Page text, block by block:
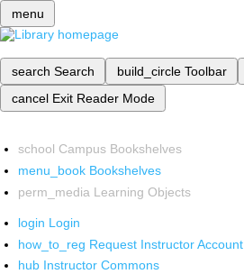
menu
search Search build_circle Toolbar
cancel Exit Reader Mode
school Campus Bookshelves
menu_book Bookshelves
perm_media Learning Objects
login Login
how_to_reg Request Instructor Account
hub Instructor Commons